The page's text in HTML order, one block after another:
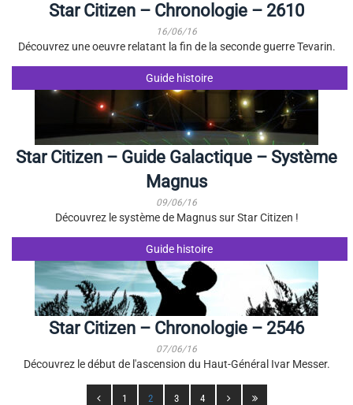
Star Citizen – Chronologie – 2610
16/06/16
Découvrez une oeuvre relatant la fin de la seconde guerre Tevarin.
Guide histoire
Star Citizen – Guide Galactique – Système
Magnus
09/06/16
Découvrez le système de Magnus sur Star Citizen !
Guide histoire
Star Citizen – Chronologie – 2546
07/06/16
Découvrez le début de l'ascension du Haut-Général Ivar Messer.
1 2 3 4